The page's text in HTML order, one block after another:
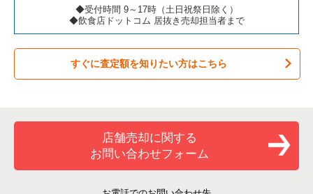
カラオケ・パブ・スナックの居抜き売却物件の案件一覧
バーの居抜き売却物件の案件一覧
居酒屋・ダイニングバーの居抜き売却物件の案件一覧
洋食の居抜き売却物件の案件一覧
その他の居抜き売却物件の案件一覧
昭島市の飲食店の居抜き売却物件の案件一覧
稲城市の飲食店の居抜き売却物件の案件一覧
三鷹市の飲食店の居抜き売却物件の案件一覧
あきる野市の飲食店の居抜き売却物件の案件一覧
多摩市の飲食店の居抜き売却物件の案件一覧
東京都下のカフェの居抜き売却物件の案件一覧
東京都下のテイクアウトの居抜き売却物件の案件一覧
東京都下のお弁当・惣菜・デリの居抜き売却物件の案件一覧
東京都下のバーの居抜き売却物件の案件一覧
東京都下の居酒屋・ダイニングバーの居抜き売却物件の案件一
八王子駅の居酒屋・ダイニングバーの居抜き売却物件の案件一
八王子駅の和食の居抜き売却物件の案件一覧
八王子駅の洋食の居抜き売却物件の案件一覧
◆受付時間 9～17時（土日祝祭日除く）
◆飲食店ドットコム 居抜き売却担当者まで
すぐに査定額を知りたい方はこちら
店舗売却に関する
お問い合わせフォーム